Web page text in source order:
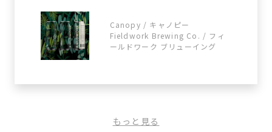
Canopy / キャノピー
Fieldwork Brewing Co. / フィ
ールドワーク ブリューイング
もっと見る